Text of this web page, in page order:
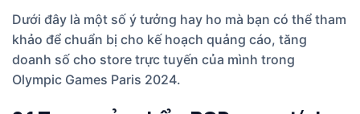
Dưới đây là một số ý tưởng hay ho mà bạn có thể tham
khảo để chuẩn bị cho kế hoạch quảng cáo, tăng
doanh số cho store trực tuyến của mình trong
Olympic Games Paris 2024.